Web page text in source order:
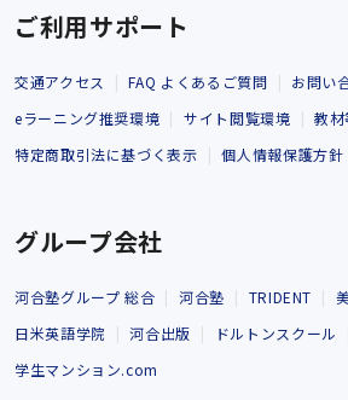
ご利用サポート
交通アクセス FAQ よくあるご質問
お問い
eラーニング推奨環境
サイト閲覧環境
教
特定商取引法に基づく表示
個人情報保護方針
グループ会社
河合塾グループ 総合 河合塾 TRIDENT
日米英語学院
河合出版 ドルトンスクール
学生マンション.com